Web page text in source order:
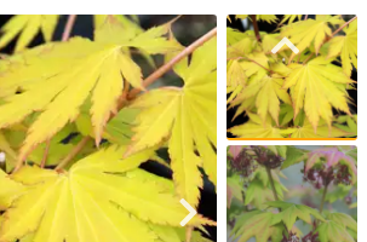
Zum nächsten Bild
Zum vorigen Bild